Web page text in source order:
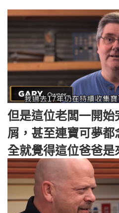
但是這位老闆一開始
屑，甚至連寶可夢
全就覺得這位爸爸是